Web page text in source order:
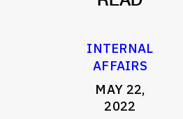
READ
INTERNAL
AFFAIRS
MAY 22,
2022